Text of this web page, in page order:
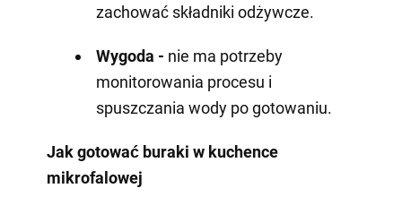
zachować składniki odżywcze.
Wygoda - nie ma potrzeby
monitorowania procesu i
spuszczania wody po gotowaniu.
Jak gotować buraki w kuchence
mikrofalowej